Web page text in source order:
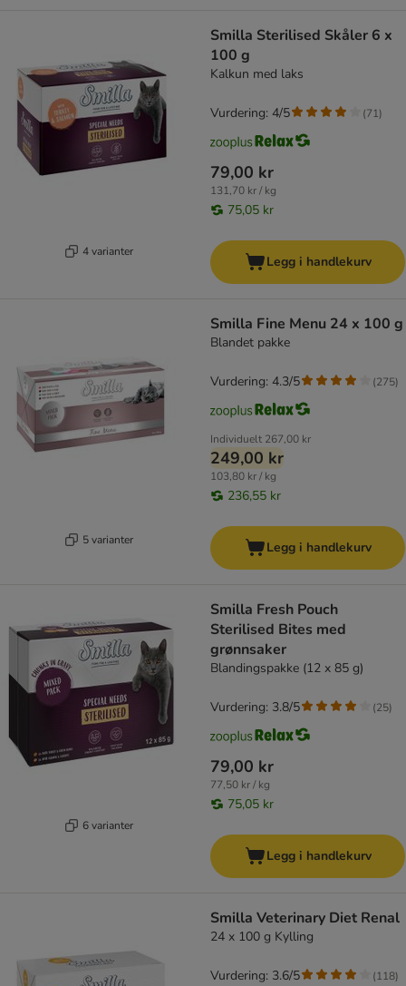
4 varianter
Smilla Sterilised Skåler 6 x
100 g
Kalkun med laks
79,00 kr
131,70 kr / kg
75,05 kr
Vurdering: 4/5 (71)
Legg i handlekurv
5 varianter
Smilla Fine Menu 24 x 100 g
Blandet pakke
Individuelt 267,00 kr
249,00 kr
103,80 kr / kg
236,55 kr
Vurdering: 4.3/5 (275)
Legg i handlekurv
6 varianter
Smilla Fresh Pouch
Sterilised Bites med
grønnsaker
Blandingspakke (12 x 85 g)
79,00 kr
77,50 kr / kg
75,05 kr
Vurdering: 3.8/5 (25)
Legg i handlekurv
Smilla Veterinary Diet Renal
24 x 100 g Kylling
Vurdering: 3.6/5 (118)